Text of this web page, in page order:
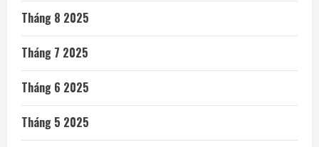
Tháng 8 2025
Tháng 7 2025
Tháng 6 2025
Tháng 5 2025